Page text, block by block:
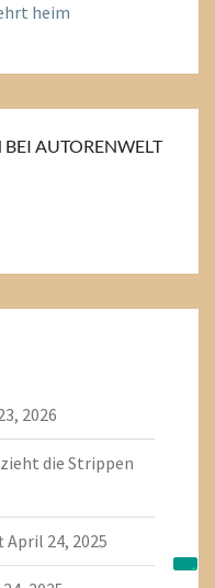
heim
AUTORENWELT
2026
die Strippen
April 24, 2025